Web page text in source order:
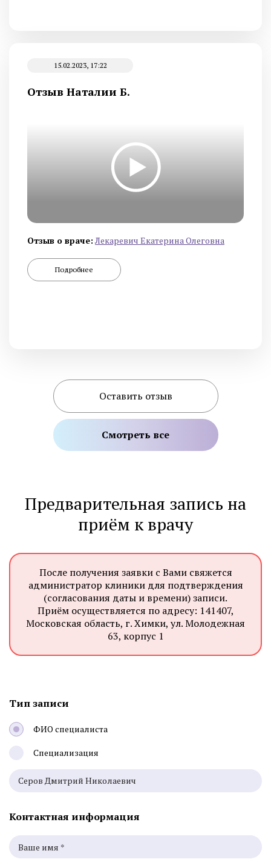
15.02.2023, 17:22
Отзыв Наталии Б.
Отзыв о враче: Лекаревич Екатерина Олеговна
Подробнее
Оставить отзыв
Смотреть все
Предварительная запись на
приём к врачу
После получения заявки с Вами свяжется
администратор клиники для подтверждения
(согласования даты и времени) записи.
Приём осуществляется по адресу: 141407,
Московская область, г. Химки, ул. Молодежная
63, корпус 1
Тип записи
ФИО специалиста
Специализация
Контактная информация